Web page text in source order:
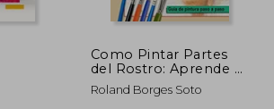
Como Pintar Partes
del Rostro: Aprende a
Pintar la Estructura de
Ojos, Boca, Nariz y
Roland Borges Soto